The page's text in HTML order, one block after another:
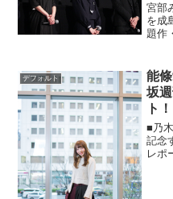
宮部
を成
題作
語の
とな
デフォルト
能
坂
ト！
■乃
記念
レポ